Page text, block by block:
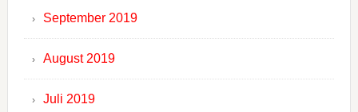
September 2019
August 2019
Juli 2019